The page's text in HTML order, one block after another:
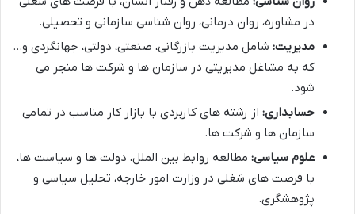
در مشاوره، روان درمانی، روان شناسی سازمانی و تحصیلی.
مدیریت: شامل مدیریت بازرگانی، صنعتی، دولتی، جهانگردی و…
که به مشاغل مدیریتی در سازمان ها و شرکت ها منجر می
شود.
حسابداری: از رشته های کاربردی با بازار کار مناسب در تمامی
سازمان ها و شرکت ها.
علوم سیاسی: مطالعه روابط بین الملل، دولت ها و سیاست ها،
با فرصت های شغلی در وزارت امور خارجه، تحلیل سیاسی و
پژوهشگری.